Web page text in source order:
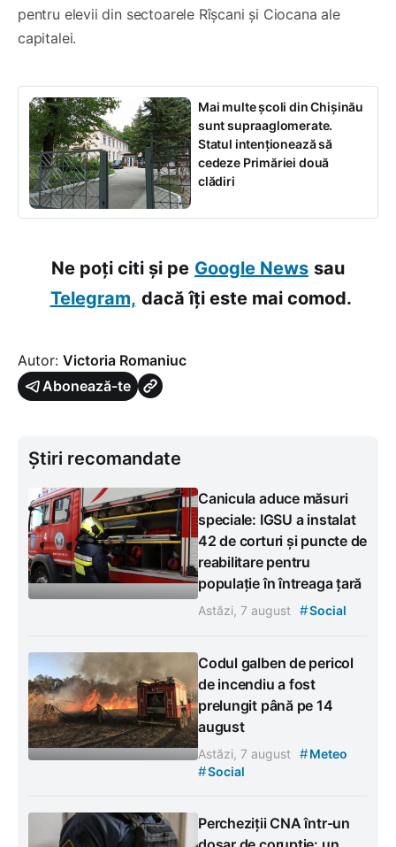
pentru elevii din sectoarele Rîșcani și Ciocana ale
capitalei.
Mai multe școli din Chișinău
sunt supraaglomerate.
Statul intenționează să
cedeze Primăriei două
clădiri
Ne poți citi și pe Google News sau
Telegram, dacă îți este mai comod.
Autor: Victoria Romaniuc
Abonează-te
Știri recomandate
Canicula aduce măsuri
speciale: IGSU a instalat
42 de corturi și puncte de
reabilitare pentru
populație în întreaga țară
Astăzi, 7 august #Social
Codul galben de pericol
de incendiu a fost
prelungit până pe 14
august
Astăzi, 7 august #Meteo
#Social
Percheziții CNA într-un